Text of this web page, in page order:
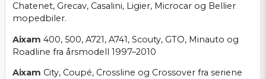
Chatenet, Grecav, Casalini, Ligier, Microcar og Bellier
mopedbiler.
Aixam 400, 500, A721, A741, Scouty, GTO, Minauto og
Roadline fra årsmodell 1997–2010
Aixam City, Coupé, Crossline og Crossover fra seriene